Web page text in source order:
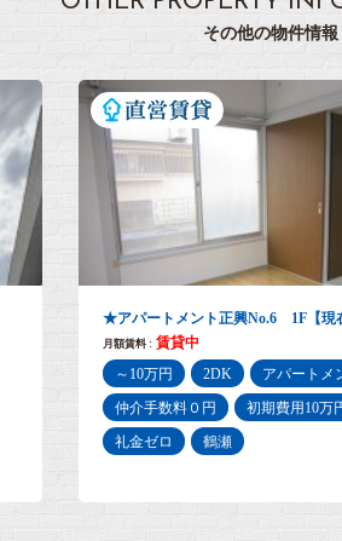
その他の物件情報
★東池袋マンション 4階【現在満
月額賃料 : 賃貸中
～10万円
1R
仲介手数料０
東池袋マンション
池袋